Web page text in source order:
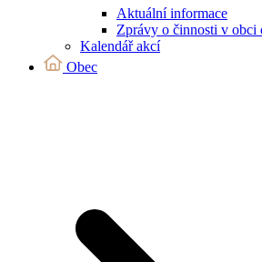
Aktuální informace
Zprávy o činnosti v obci
Kalendář akcí
Obec